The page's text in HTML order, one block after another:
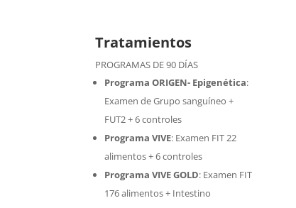
Tratamientos
PROGRAMAS DE 90 DÍAS
Programa ORIGEN- Epigenética:
Examen de Grupo sanguíneo +
FUT2 + 6 controles
Programa VIVE: Examen FIT 22
alimentos + 6 controles
Programa VIVE GOLD: Examen FIT
176 alimentos + Intestino